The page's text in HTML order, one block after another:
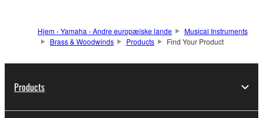
Hjem - Yamaha - Andre europæiske lande
Musical Instruments
Brass & Woodwinds
Products Find Your Product
Products